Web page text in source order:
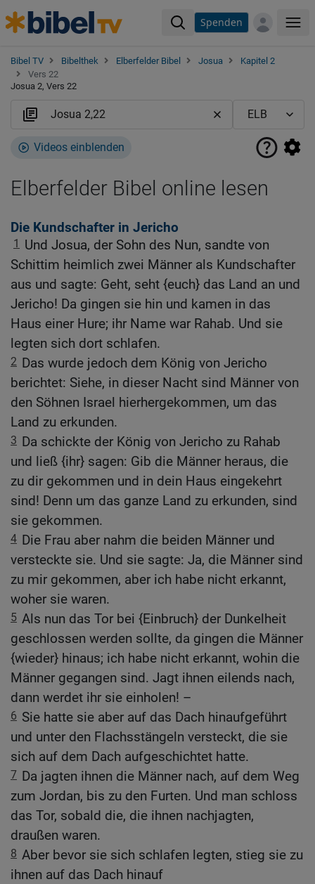
Spenden
Bibel TV Bibelthek Elberfelder Bibel Josua
Kapitel 2
Vers 22
Josua 2, Vers 22
Videos einblenden
Elberfelder Bibel online lesen
Die Kundschafter in Jericho
1
Und Josua, der Sohn des Nun, sandte von
Schittim heimlich zwei Männer als Kundschafter
aus und sagte: Geht, seht {euch} das Land an und
Jericho! Da gingen sie hin und kamen in das
Haus einer Hure; ihr Name war Rahab. Und sie
legten sich dort schlafen.
2 Das wurde jedoch dem König von Jericho
berichtet: Siehe, in dieser Nacht sind Männer von
den Söhnen Israel hierhergekommen, um das
Land zu erkunden.
3 Da schickte der König von Jericho zu Rahab
und ließ {ihr} sagen: Gib die Männer heraus, die
zu dir gekommen und in dein Haus eingekehrt
sind! Denn um das ganze Land zu erkunden, sind
sie gekommen.
4 Die Frau aber nahm die beiden Männer und
versteckte sie. Und sie sagte: Ja, die Männer sind
zu mir gekommen, aber ich habe nicht erkannt,
woher sie waren.
5 Als nun das Tor bei {Einbruch} der Dunkelheit
geschlossen werden sollte, da gingen die Männer
{wieder} hinaus; ich habe nicht erkannt, wohin die
Männer gegangen sind. Jagt ihnen eilends nach,
dann werdet ihr sie einholen! –
6 Sie hatte sie aber auf das Dach hinaufgeführt
und unter den Flachsstängeln versteckt, die sie
sich auf dem Dach aufgeschichtet hatte.
7 Da jagten ihnen die Männer nach, auf dem Weg
zum Jordan, bis zu den Furten. Und man schloss
das Tor, sobald die, die ihnen nachjagten,
draußen waren.
8 Aber bevor sie sich schlafen legten, stieg sie zu
ihnen auf das Dach hinauf